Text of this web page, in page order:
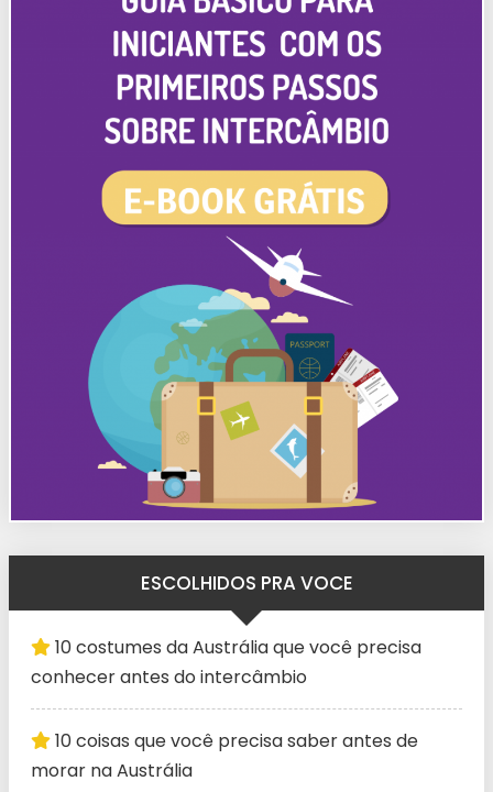
ESCOLHIDOS PRA VOCE
10 costumes da Austrália que você precisa
conhecer antes do intercâmbio
10 coisas que você precisa saber antes de
morar na Austrália